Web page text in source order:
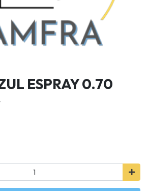
ESPRAY 0.70